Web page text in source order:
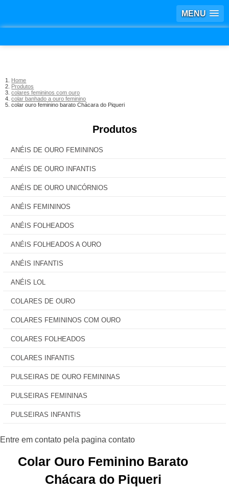
MENU
Home
Produtos
colares femininos com ouro
colar banhado a ouro feminino
colar ouro feminino barato Chácara do Piqueri
Produtos
ANÉIS DE OURO FEMININOS
ANÉIS DE OURO INFANTIS
ANÉIS DE OURO UNICÓRNIOS
ANÉIS FEMININOS
ANÉIS FOLHEADOS
ANÉIS FOLHEADOS A OURO
ANÉIS INFANTIS
ANÉIS LOL
COLARES DE OURO
COLARES FEMININOS COM OURO
COLARES FOLHEADOS
COLARES INFANTIS
PULSEIRAS DE OURO FEMININAS
PULSEIRAS FEMININAS
PULSEIRAS INFANTIS
Colar Ouro Feminino Barato
Chácara do Piqueri